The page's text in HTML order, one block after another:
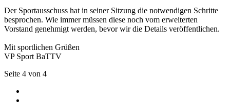
Der Sportausschuss hat in seiner Sitzung die notwendigen Schritte
besprochen. Wie immer müssen diese noch vom erweiterten
Vorstand genehmigt werden, bevor wir die Details veröffentlichen.
Mit sportlichen Grüßen
VP Sport BaTTV
Seite 4 von 4